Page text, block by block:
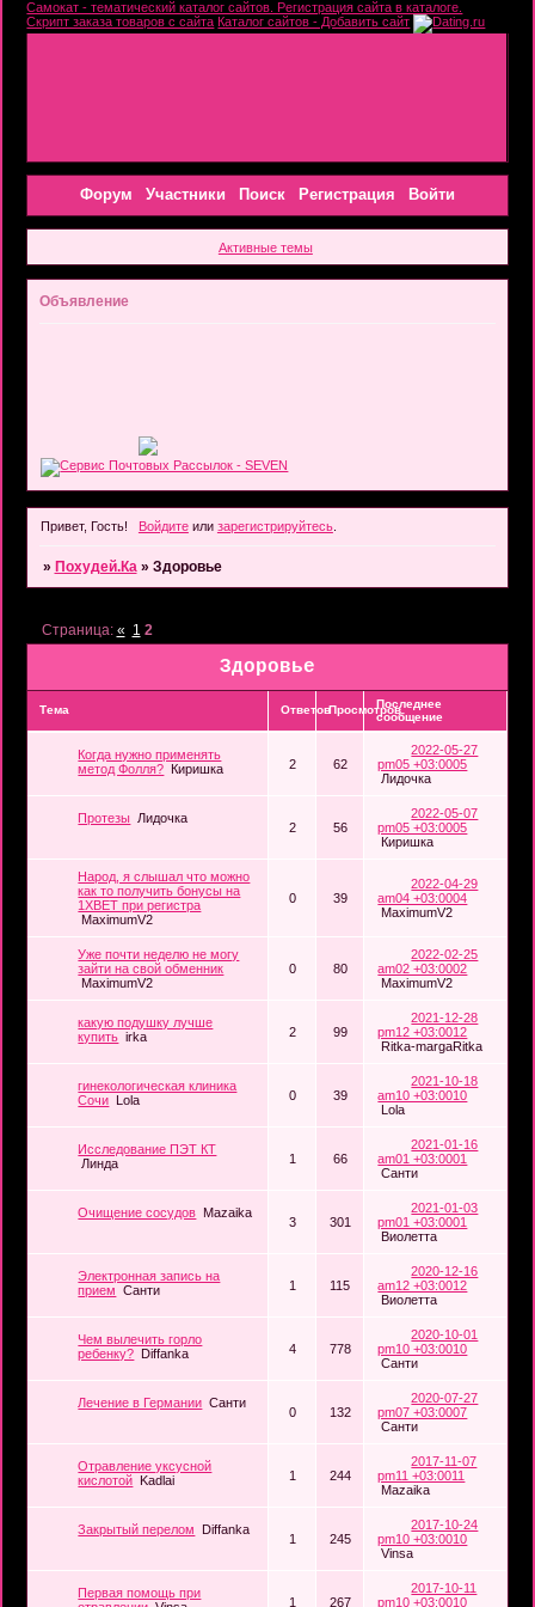
Самокат - тематический каталог сайтов. Регистрация сайта в каталоге.
Скрипт заказа товаров с сайта Каталог сайтов - Добавить сайт
Форум Участники Поиск Регистрация Войти
Активные темы
Объявление
Привет, Гость! Войдитеили зарегистрируйтесь.
» Похудей.Ка » Здоровье
Здоровье
Страница: « 1 2
Тема ОтветовПросмотровПоследнее
сообщение
Когда нужно применять
метод Фолля? Киришка 2 62
2022-05-27
pm05 +03:0005
Лидочка
Протезы Лидочка
2 56
2022-05-07
pm05 +03:0005
Киришка
Народ, я слышал что можно
как то получить бонусы на
1XBET при регистра
MaximumV2
0 39
2022-04-29
am04 +03:0004
MaximumV2
Уже почти неделю не могу
зайти на свой обменник
MaximumV2
0 80
2022-02-25
am02 +03:0002
MaximumV2
какую подушку лучше
купить irka 2 99
2021-12-28
pm12 +03:0012
Ritka-margaRitka
гинекологическая клиника
Сочи Lola 0 39
2021-10-18
am10 +03:0010
Lola
Исследование ПЭТ КТ
Линда
1 66
2021-01-16
am01 +03:0001
Санти
Очищение сосудов Mazaika
3 301
2021-01-03
pm01 +03:0001
Виолетта
Электронная запись на
прием
Санти 1 115
2020-12-16
am12 +03:0012
Виолетта
Чем вылечить горло
ребенку? Diffanka 4 778
2020-10-01
pm10 +03:0010
Санти
Лечение в Германии Санти
0 132
2020-07-27
pm07 +03:0007
Санти
Отравление уксусной
кислотой Kadlai 1 244
2017-11-07
pm11 +03:0011
Mazaika
Закрытый перелом Diffanka
1 245
2017-10-24
pm10 +03:0010
Vinsa
Первая помощь при
1 267
2017-10-11
pm10 +03:0010